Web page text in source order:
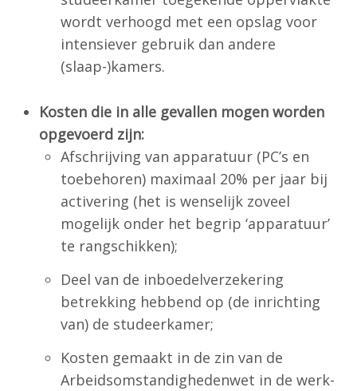
wordt verhoogd met een opslag voor
intensiever gebruik dan andere
(slaap-)kamers.
Kosten die in alle gevallen mogen worden
opgevoerd zijn:
Afschrijving van apparatuur (PC’s en
toebehoren) maximaal 20% per jaar bij
activering (het is wenselijk zoveel
mogelijk onder het begrip ‘apparatuur’
te rangschikken);
Deel van de inboedelverzekering
betrekking hebbend op (de inrichting
van) de studeerkamer;
Kosten gemaakt in de zin van de
Arbeidsomstandighedenwet in de werk-